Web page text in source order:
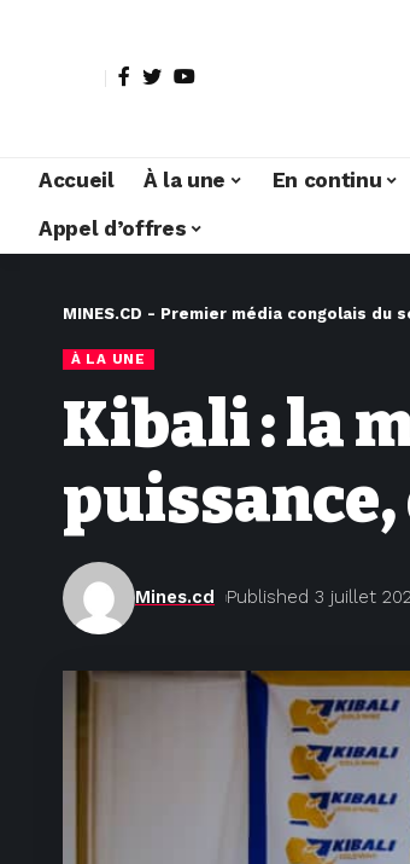
Accueil À la une En continu
Appel d’offres
MINES.CD - Premier média congolais du
À LA UNE
Kibali : la
Mines.cd Published 3 juillet